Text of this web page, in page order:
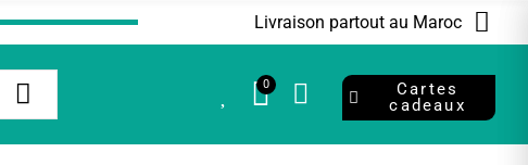
Livraison partout au Maroc
0
Cartes
cadeaux